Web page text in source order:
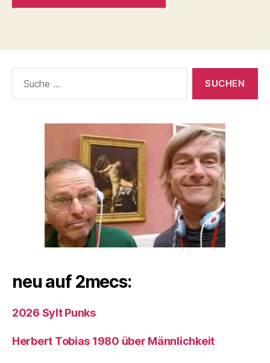
nach:
neu auf 2mecs:
2026 Sylt Punks
Herbert Tobias 1980 über Männlichkeit